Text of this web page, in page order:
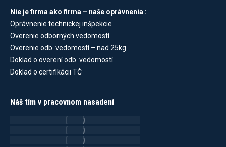
Nie je firma ako firma – naše oprávnenia :
Oprávnenie technickej inšpekcie
Overenie odborných vedomostí
Overenie odb. vedomostí – nad 25kg
Doklad o overení odb. vedomostí
Doklad o certifikácii TČ
Náš tím v pracovnom nasadení